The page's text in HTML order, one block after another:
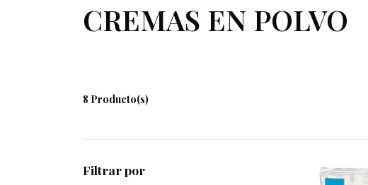
CREMAS EN POLVO
8 Producto(s)
Filtrar por